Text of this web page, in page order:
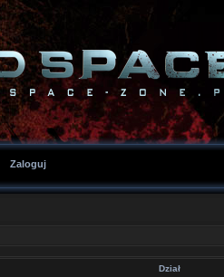
Zaloguj
Dział